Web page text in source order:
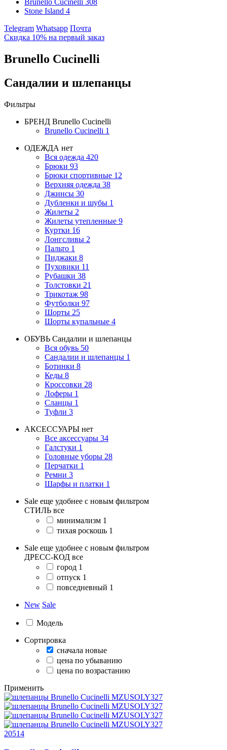
Brunello Cucinelli 308
Stone Island 4
Telegram Whatsapp Почта
Скидка 10% на первый заказ
Brunello Cucinelli
Сандалии и шлепанцы
Фильтры
БРЕНД Brunello Cucinelli
Brunello Cucinelli 1
ОДЕЖДА нет
Вся одежда 420
Брюки 93
Брюки спортивные 12
Верхняя одежда 38
Джинсы 30
Дубленки и шубы 1
Жилеты 2
Жилеты утепленные 9
Куртки 16
Лонгсливы 2
Пальто 1
Пиджаки 8
Пуховики 11
Рубашки 38
Толстовки 21
Трикотаж 98
Футболки 97
Шорты 25
Шорты купальные 4
ОБУВЬ Сандалии и шлепанцы
Вся обувь 50
Сандалии и шлепанцы 1
Ботинки 8
Кеды 8
Кроссовки 28
Лоферы 1
Сланцы 1
Туфли 3
АКСЕССУАРЫ нет
Все аксессуары 34
Галстуки 1
Головные уборы 28
Перчатки 1
Ремни 3
Шарфы и платки 1
Sale еще удобнее с новым фильтром
СТИЛЬ все
минимализм 1
тихая роскошь 1
Sale еще удобнее с новым фильтром
ДРЕСС-КОД все
город 1
отпуск 1
повседневный 1
New Sale
Модель
Сортировка
сначала новые
цена по убыванию
цена по возрастанию
Применить
20514